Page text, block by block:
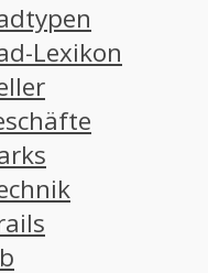
Lexikon